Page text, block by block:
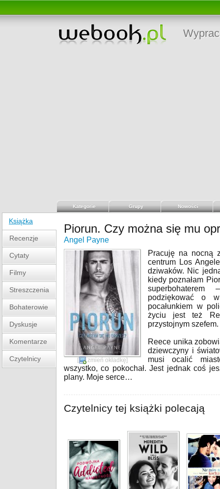
Kategorie Grupy Nowości
Książka
Recenzje
Cytaty
Filmy
Streszczenia
Bohaterowie
Dyskusje
Komentarze
Czytelnicy
Piorun. Czy można się mu
Angel Payne
[ zmień okładkę]
Pracuję na nocną
centrum Los
dziwaków. Nic
kiedy poznałam
podziękować o
pocałunkiem w
życiu jest też
przystojnym szefem.
Reece unika
dziewczyny i
musi ocalić
wszystko, co pokochał. Jest jednak coś
plany. Moje serce…
Czytelnicy tej książki polecają